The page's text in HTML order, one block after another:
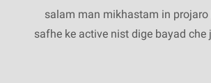
salam man mikhastam in
safhe ke active nist dige bayad